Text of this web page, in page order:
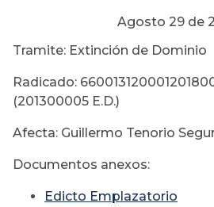
Agosto 29 de
Tramite: Extinción de Dominio
Radicado:
(201300005 E.D.)
Afecta: Guillermo Tenorio
Documentos anexos:
Edicto Emplazatorio